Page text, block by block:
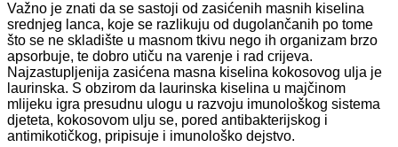
Važno je znati da se sastoji od zasićenih masnih kiselina
srednjeg lanca, koje se razlikuju od dugolančanih po tome
što se ne skladište u masnom tkivu nego ih organizam brzo
apsorbuje, te dobro utiču na varenje i rad crijeva.
Najzastupljenija zasićena masna kiselina kokosovog ulja je
laurinska. S obzirom da laurinska kiselina u majčinom
mlijeku igra presudnu ulogu u razvoju imunološkog sistema
djeteta, kokosovom ulju se, pored antibakterijskog i
antimikotičkog, pripisuje i imunološko dejstvo.